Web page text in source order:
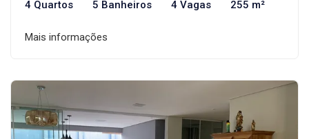
4 Quartos 5 Banheiros 4 Vagas 255 m²
Mais informações